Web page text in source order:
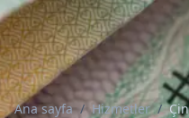
Ana sayfa / Hizmetler /